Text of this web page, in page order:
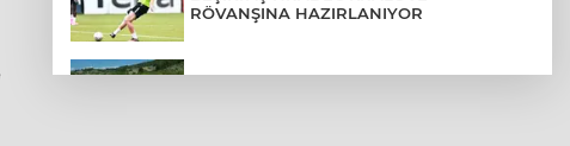
RÖVANŞINA HAZIRLANIYOR